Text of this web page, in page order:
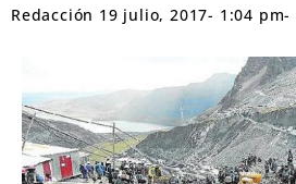
Redacción 19 julio, 2017- 1:04 pm-